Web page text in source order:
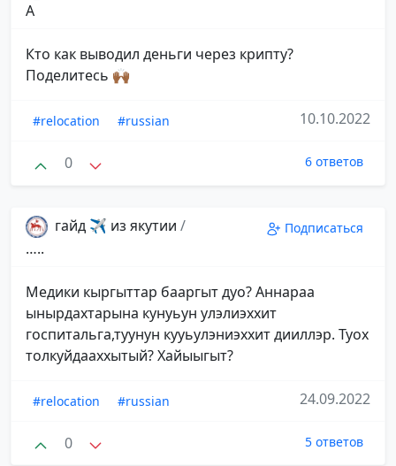
A
Кто как выводил деньги через крипту?
Поделитесь 🙌🏾
#relocation #russian 10.10.2022
0 6 ответов
гайд ✈️ из якутии /
…..
Подписаться
Медики кыргыттар бааргыт дуо? Аннараа
ынырдахтарына кунуьун улэлиэххит
госпитальга,туунун кууьулэниэххит дииллэр. Туох
толкуйдааххытый? Хайыыгыт?
#relocation #russian 24.09.2022
0 5 ответов